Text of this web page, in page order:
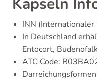
Kapseln
INN (Internationaler
In Deutschland
Entocort, Budenofalk
ATC Code: